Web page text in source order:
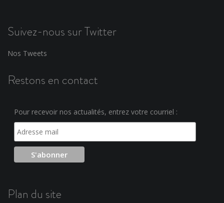
Suivez-nous sur Twitter
Nos Tweets
Restons en contact
Pour recevoir nos actualités, entrez votre courriel :
Plan du site